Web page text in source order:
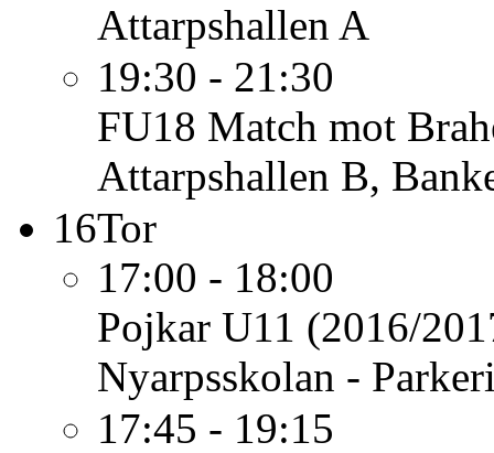
Attarpshallen A
19:30 - 21:30
FU18 Match mot
Attarpshallen B,
16Tor
17:00 - 18:00
Pojkar U11 (2016/
Nyarpsskolan -
17:45 - 19:15